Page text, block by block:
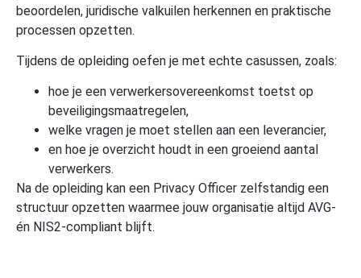
beoordelen, juridische valkuilen herkennen en praktische
processen opzetten.
Tijdens de opleiding oefen je met echte casussen, zoals:
hoe je een verwerkersovereenkomst toetst op
beveiligingsmaatregelen,
welke vragen je moet stellen aan een leverancier,
en hoe je overzicht houdt in een groeiend aantal
verwerkers.
Na de opleiding kan een Privacy Officer zelfstandig een
structuur opzetten waarmee jouw organisatie altijd AVG-
én NIS2-compliant blijft.